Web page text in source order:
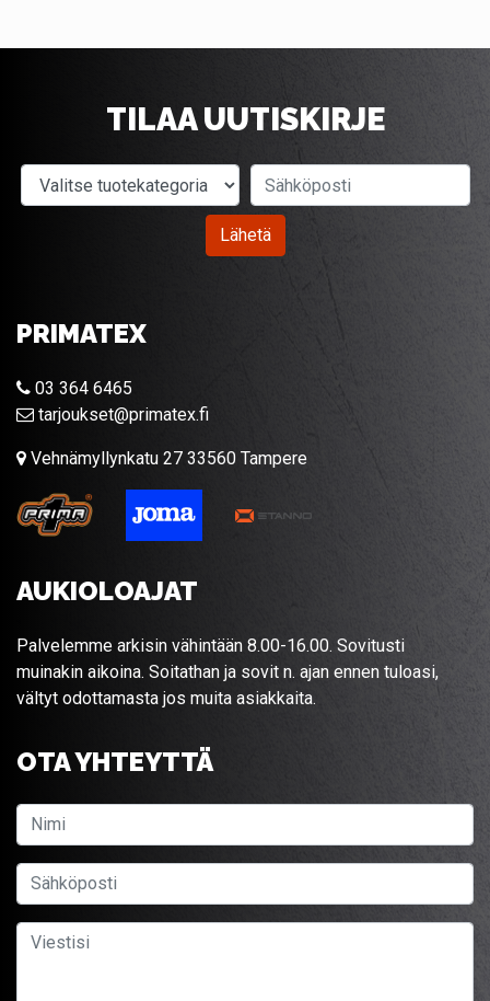
TILAA UUTISKIRJE
Valitse tuotekategoria
Lähetä
PRIMATEX
03 364 6465
tarjoukset@primatex.fi
Vehnämyllynkatu 27 33560 Tampere
AUKIOLOAJAT
Palvelemme arkisin vähintään 8.00-16.00. Sovitusti
muinakin aikoina. Soitathan ja sovit n. ajan ennen tuloasi,
vältyt odottamasta jos muita asiakkaita.
OTA YHTEYTTÄ